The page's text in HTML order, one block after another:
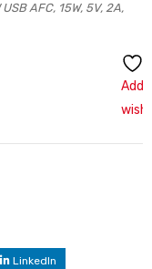
AFC, 15W, 5V, 2A,
Add
LinkedIn